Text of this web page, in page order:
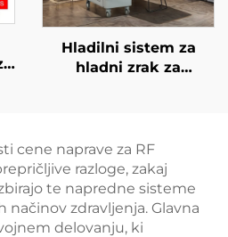
Hladilni sistem za
hladni zrak za
epidermalno zaščito,
neprekinjeno
brezkontaktno
uporabo v kliničnih
razmerah
cene naprave za RF
razloge, zakaj
te napredne sisteme
zdravljenja. Glavna
delovanju, ki